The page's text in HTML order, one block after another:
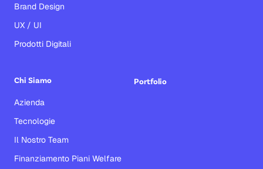
Brand Design
UX / UI
Prodotti Digitali
Chi Siamo
Azienda
Tecnologie
Il Nostro Team
Finanziamento Piani Welfare
Portfolio